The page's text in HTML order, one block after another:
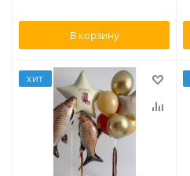
В корзину
ХИТ